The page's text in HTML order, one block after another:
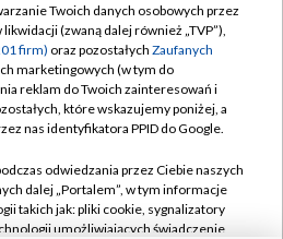
TVP
prywatności
Moje zgody
Pomoc
Kontakt
Twoich danych osobowych przez
(zwaną dalej również „TVP”),
firm) oraz pozostałych Zaufanych
marketingowych (w tym do
reklam do Twoich zainteresowań i
które wskazujemy poniżej, a
nas identyfikatora PPID do Google.
odwiedzania przez Ciebie naszych
dalej „Portalem”, w tym informacje
takich jak: pliki cookie, sygnalizatory
umożliwiających świadczenie